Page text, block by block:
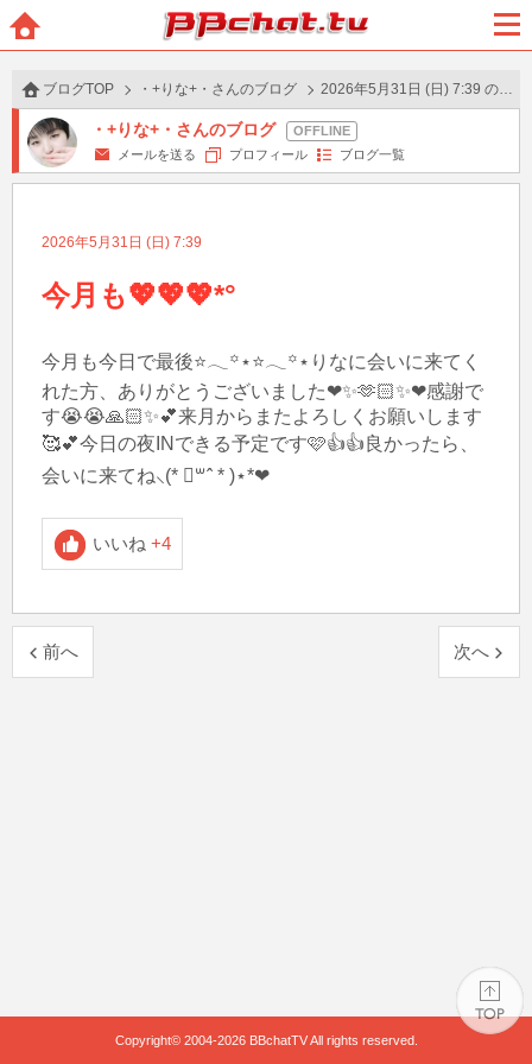
BBchatTV
ュー
ブログTOP ・+りな+・さんのブログ 2026年5月31日 (日) 7:39 の投稿
・+りな+・さんのブログ
メールを送る プロフィール ブログ一覧
2026年5月31日 (日) 7:39
今月も💖💖💖*°
今月も今日で最後⭐️𓂃꙳⋆⭐️𓂃꙳⋆りなに会いに来てく
れた方、ありがとうございました❤✨🫶🏻✨❤感謝で
す😭😭🙏🏻✨💕来月からまたよろしくお願いします
🥰💕今日の夜INできる予定です🩷👍👍良かったら、
会いに来てね⸜(* ॑꒳ˆ * )⋆*❤︎
いいね +4
前へ 次へ
Copyright© 2004-2026 BBchatTVAll rights reserved.